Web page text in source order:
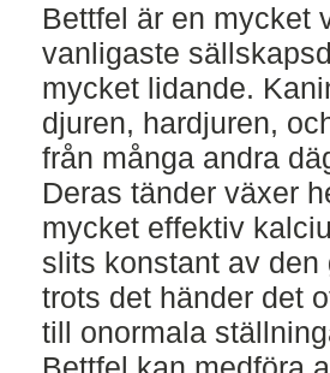
Bettfel är en mycket
vanligaste
mycket lidande.
djuren, hardjuren,
från många andra
Deras tänder växer
mycket effektiv
slits konstant av
trots det händer det
till onormala